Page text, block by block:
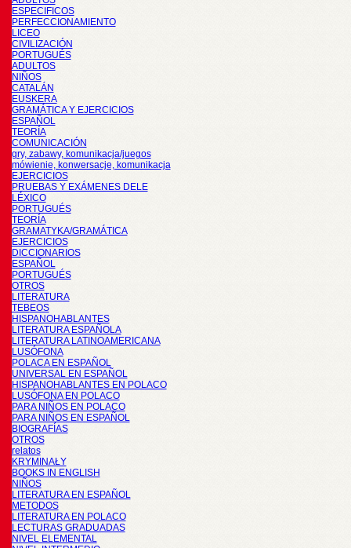
ESPECIFICOS
PERFECCIONAMIENTO
LICEO
CIVILIZACIÓN
PORTUGUÉS
ADULTOS
NIÑOS
CATALÁN
EUSKERA
GRAMÁTICA Y EJERCICIOS
ESPAÑOL
TEORÍA
COMUNICACIÓN
gry, zabawy, komunikacja/juegos
mówienie, konwersacje, komunikacja
EJERCICIOS
PRUEBAS Y EXÁMENES DELE
LÉXICO
PORTUGUÉS
TEORÍA
GRAMATYKA/GRAMÁTICA
EJERCICIOS
DICCIONARIOS
ESPAÑOL
PORTUGUÉS
OTROS
LITERATURA
TEBEOS
HISPANOHABLANTES
LITERATURA ESPAÑOLA
LITERATURA LATINOAMERICANA
LUSÓFONA
POLACA EN ESPAÑOL
UNIVERSAL EN ESPAÑOL
HISPANOHABLANTES EN POLACO
LUSÓFONA EN POLACO
PARA NIÑOS EN POLACO
PARA NIÑOS EN ESPAÑOL
BIOGRAFÍAS
OTROS
relatos
KRYMINAŁY
BOOKS IN ENGLISH
NIÑOS
LITERATURA EN ESPAÑOL
METODOS
LITERATURA EN POLACO
LECTURAS GRADUADAS
NIVEL ELEMENTAL